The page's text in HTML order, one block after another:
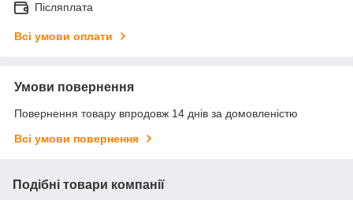
Післяплата
Всі умови оплати
Умови повернення
Повернення товару впродовж 14 днів за домовленістю
Всі умови повернення
Подібні товари компанії